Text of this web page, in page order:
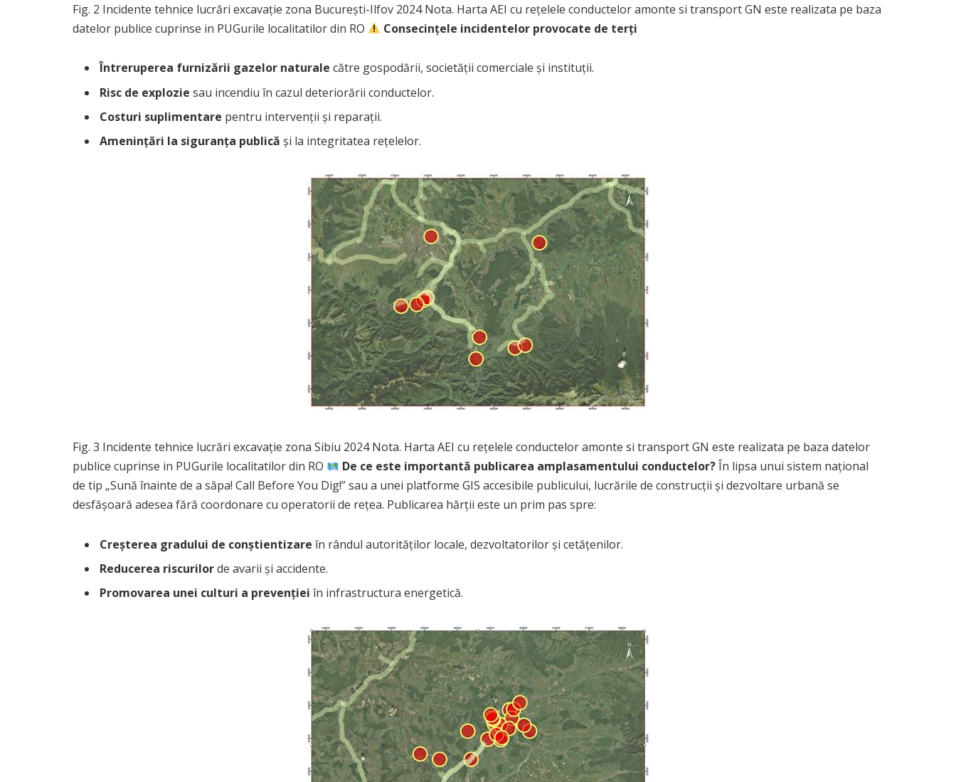
Fig. 2 Incidente tehnice lucrări excavație zona București-Ilfov 2024 Nota. Harta AEI cu rețelele conductelor amonte si transport GN este realizata pe baza
datelor publice cuprinse in PUGurile localitatilor din RO
Consecințele incidentelor provocate de terți
Întreruperea furnizării gazelor naturale către gospodării, societății comerciale și instituții.
Risc de explozie sau incendiu în cazul deteriorării conductelor.
Costuri suplimentare pentru intervenții și reparații.
Amenințări la siguranța publică și la integritatea rețelelor.
Fig. 3 Incidente tehnice lucrări excavație zona Sibiu 2024 Nota. Harta AEI cu rețelele conductelor amonte si transport GN este realizata pe baza datelor
publice cuprinse in PUGurile localitatilor din RO
De ce este importantă publicarea amplasamentului conductelor?În lipsa unui sistem național
de tip „Sună înainte de a săpa! Call Before You Dig!” sau a unei platforme GIS accesibile publicului, lucrările de construcții și dezvoltare urbană se
desfășoară adesea fără coordonare cu operatorii de rețea. Publicarea hărții este un prim pas spre:
Creșterea gradului de conștientizare în rândul autorităților locale, dezvoltatorilor și cetățenilor.
Reducerea riscurilorde avarii și accidente.
Promovarea unei culturi a prevenției în infrastructura energetică.